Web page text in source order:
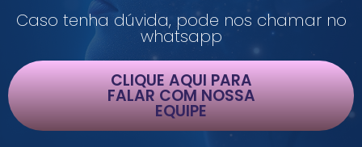
Caso tenha dúvida, pode nos chamar no
whatsapp
CLIQUE AQUI PARA
FALAR COM NOSSA
EQUIPE